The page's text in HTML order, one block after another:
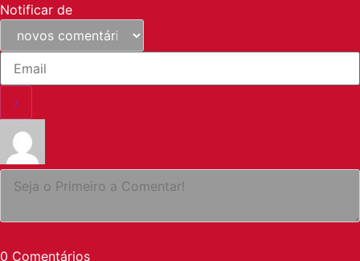
Notificar de
0 Comentários